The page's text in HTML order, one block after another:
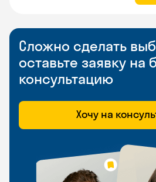
Сложно сделать
оставьте заявку на
консультацию
Хочу на